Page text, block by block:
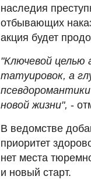
наследия
отбывающих
акция будет
"Ключевой целью
татуировок, а
новой жизни", -
В ведомстве
приоритет
нет места
и новый старт.